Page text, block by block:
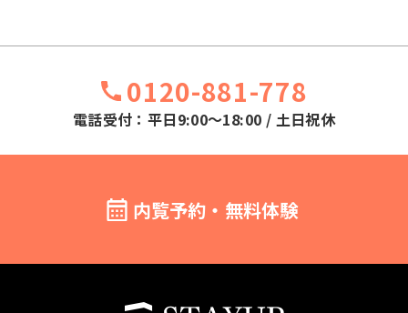
0120-881-778
電話受付：平日9:00～18:00 / 土日祝休
内覧予約・無料体験